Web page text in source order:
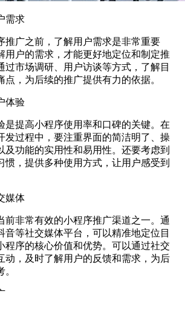
求
广之前，了解用户需求是非常重要
用户的需求，才能更好地定位和制定推
过市场调研、用户访谈等方式，了解目
点，为后续的推广提供有力的依据。
验
提高小程序使用率和口碑的关键。在
发过程中，要注重界面的简洁明了、操
及功能的实用性和易用性。还要考虑到
惯，提供多种使用方式，让用户感受到
体
非常有效的小程序推广渠道之一。通
音等社交媒体平台，可以精准地定位目
程序的核心价值和优势。可以通过社交
动，及时了解用户的反馈和需求，为后